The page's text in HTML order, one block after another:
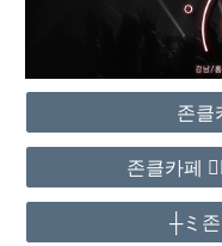
존클
존클카페
┼ミ